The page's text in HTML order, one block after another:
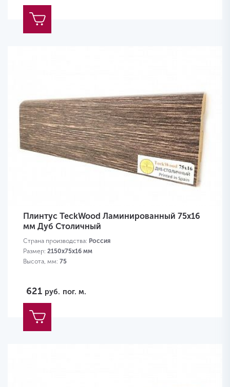
Плинтус TeckWood Ламинированный 75х16
мм Дуб Столичный
Страна производства: Россия
Размер: 2150х75х16 мм
Высота, мм: 75
621 руб. пог. м.